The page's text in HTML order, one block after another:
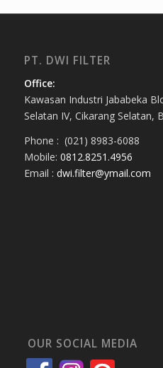
PT. DWI FILTER
Office:
Kawasan Industri Jababeka
Selatan IV, Cikarang Selatan,
Phone : (021) 8983-6088
Mobile: 0812.8251.4956
Email : dwi.filter@ymail.com
OUR SOCIAL MEDIA